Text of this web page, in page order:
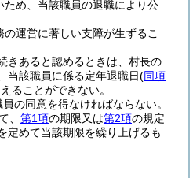
め、当該職員の退職により公
運営に著しい支障が生ずるこ
きあると認めるときは、村長の
当該職員に係る定年退職日(同項
ることができない。
の同意を得なければならない。
、 第1項の期限又は第2項の規定
定めて当該期限を繰り上げるも